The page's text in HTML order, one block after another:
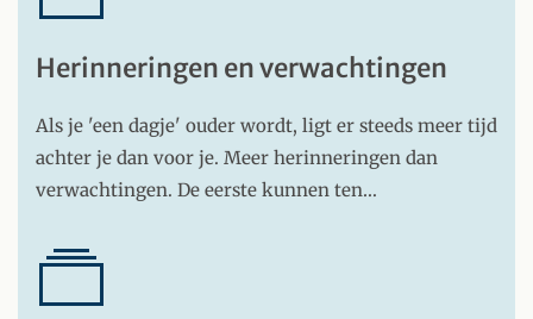
Herinneringen en verwachtingen
Als je 'een dagje' ouder wordt, ligt er steeds meer tijd
achter je dan voor je. Meer herinneringen dan
verwachtingen. De eerste kunnen ten…